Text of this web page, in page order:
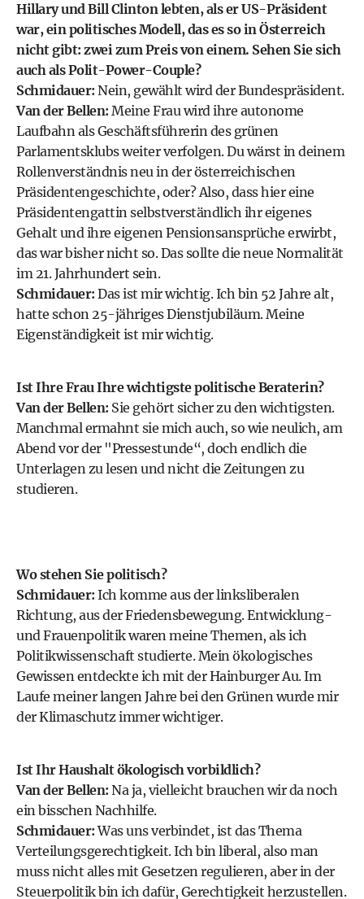
Hillary und Bill Clinton lebten, als er US-Präsident
war, ein politisches Modell, das es so in Österreich
nicht gibt: zwei zum Preis von einem. Sehen Sie sich
auch als Polit-Power-Couple?
Schmidauer: Nein, gewählt wird der Bundespräsident.
Van der Bellen: Meine Frau wird ihre autonome
Laufbahn als Geschäftsführerin des grünen
Parlamentsklubs weiter verfolgen. Du wärst in deinem
Rollenverständnis neu in der österreichischen
Präsidentengeschichte, oder? Also, dass hier eine
Präsidentengattin selbstverständlich ihr eigenes
Gehalt und ihre eigenen Pensionsansprüche erwirbt,
das war bisher nicht so. Das sollte die neue Normalität
im 21. Jahrhundert sein.
Schmidauer: Das ist mir wichtig. Ich bin 52 Jahre alt,
hatte schon 25-jähriges Dienstjubiläum. Meine
Eigenständigkeit ist mir wichtig.
Ist Ihre Frau Ihre wichtigste politische Beraterin?
Van der Bellen: Sie gehört sicher zu den wichtigsten.
Manchmal ermahnt sie mich auch, so wie neulich, am
Abend vor der "Pressestunde“, doch endlich die
Unterlagen zu lesen und nicht die Zeitungen zu
studieren.
Wo stehen Sie politisch?
Schmidauer: Ich komme aus der linksliberalen
Richtung, aus der Friedensbewegung. Entwicklung-
und Frauenpolitik waren meine Themen, als ich
Politikwissenschaft studierte. Mein ökologisches
Gewissen entdeckte ich mit der Hainburger Au. Im
Laufe meiner langen Jahre bei den Grünen wurde mir
der Klimaschutz immer wichtiger.
Ist Ihr Haushalt ökologisch vorbildlich?
Van der Bellen: Na ja, vielleicht brauchen wir da noch
ein bisschen Nachhilfe.
Schmidauer:Was uns verbindet, ist das Thema
Verteilungsgerechtigkeit. Ich bin liberal, also man
muss nicht alles mit Gesetzen regulieren, aber in der
Steuerpolitik bin ich dafür, Gerechtigkeit herzustellen.